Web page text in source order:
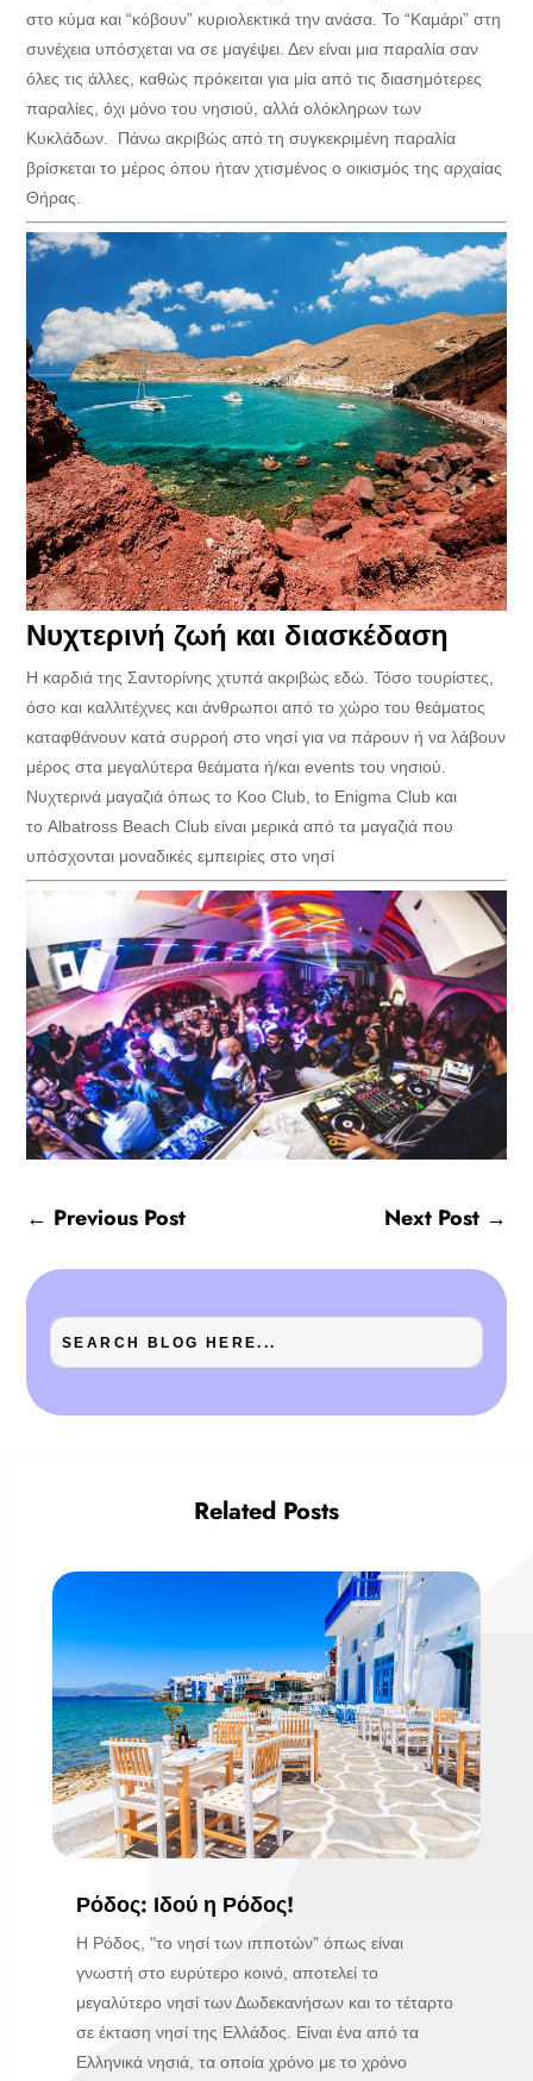
στο κύμα και “κόβουν” κυριολεκτικά την ανάσα. Το “Καμάρι” στη
συνέχεια υπόσχεται να σε μαγέψει. Δεν είναι μια παραλία σαν
όλες τις άλλες, καθώς πρόκειται για μία από τις διασημότερες
παραλίες, όχι μόνο του νησιού, αλλά ολόκληρων των
Κυκλάδων. Πάνω ακριβώς από τη συγκεκριμένη παραλία
βρίσκεται το μέρος όπου ήταν χτισμένος ο οικισμός της αρχαίας
Θήρας.
Νυχτερινή ζωή και διασκέδαση
Η καρδιά της Σαντορίνης χτυπά ακριβώς εδώ. Τόσο τουρίστες,
όσο και καλλιτέχνες και άνθρωποι από το χώρο του θεάματος
καταφθάνουν κατά συρροή στο νησί για να πάρουν ή να λάβουν
μέρος στα μεγαλύτερα θεάματα ή/και events του νησιού.
Νυχτερινά μαγαζιά όπως το Koo Club, to Enigma Club και
το Albatross Beach Club είναι μερικά από τα μαγαζιά που
υπόσχονται μοναδικές εμπειρίες στο νησί
← Previous Post Next Post→
Related Posts
Ρόδος: Ιδού η Ρόδος!
Η Ρόδος, "το νησί των ιπποτών" όπως είναι
γνωστή στο ευρύτερο κοινό, αποτελεί το
μεγαλύτερο νησί των Δωδεκανήσων και το τέταρτο
σε έκταση νησί της Ελλάδος. Είναι ένα από τα
Ελληνικά νησιά, τα οποία χρόνο με το χρόνο